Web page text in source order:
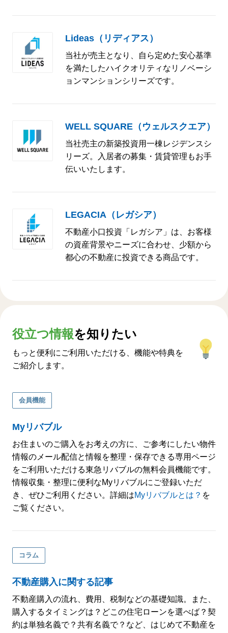
Lideas（リディアス）
当社が売主となり、自ら定めた安心基準
を満たしたハイクオリティなリノベーシ
ョンマンションシリーズです。
WELL SQUARE（ウェルスクエア）
当社売主の新築投資用一棟レジデンスシ
リーズ。入居者の募集・賃貸管理もお手
伝いいたします。
LEGACIA（レガシア）
不動産小口投資「レガシア」は、お客様
の資産背景やニーズに合わせ、少額から
都⼼の不動産に投資できる商品です。
役立つ情報を知りたい
もっと便利にご利用いただける、機能や特典を
ご紹介します。
会員機能
Myリバブル
お住まいのご購入をお考えの方に、ご参考にしたい物件
情報のメール配信と情報を整理・保存できる専用ページ
をご利用いただける東急リバブルの無料会員機能です。
情報収集・整理に便利なMyリバブルにご登録いただ
き、ぜひご利用ください。詳細はMyリバブルとは？ を
ご覧ください。
コラム
不動産購入に関する記事
不動産購入の流れ、費用、税制などの基礎知識。また、
購入するタイミングは？どこの住宅ローンを選べば？契
約は単独名義で？共有名義で？など、はじめて不動産を